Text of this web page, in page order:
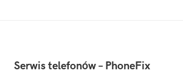
Serwis telefonów – PhoneFix